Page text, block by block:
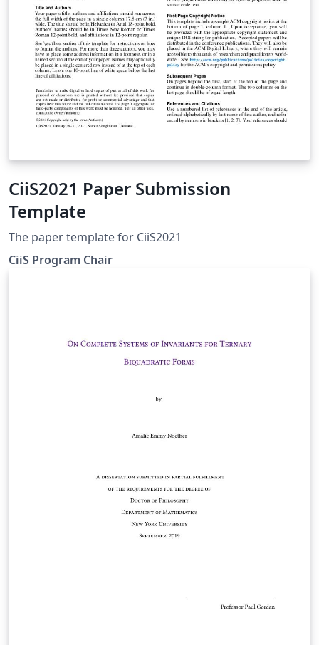
CiiS2021 Paper Submission
Template
The paper template for CiiS2021
CiiS Program Chair